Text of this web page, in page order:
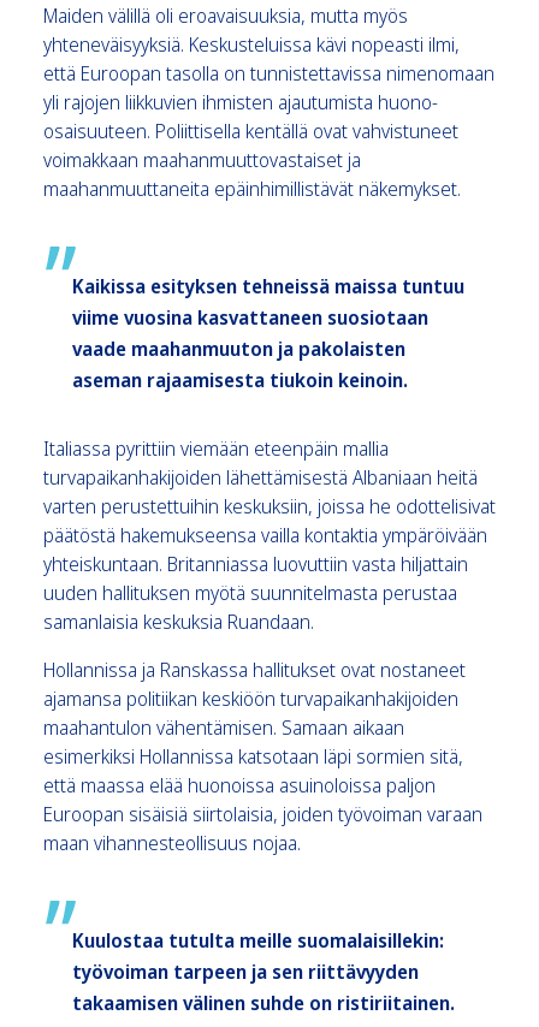
Maiden välillä oli eroavaisuuksia, mutta myös
yhteneväisyyksiä. Keskusteluissa kävi nopeasti ilmi,
että Euroopan tasolla on tunnistettavissa nimenomaan
yli rajojen liikkuvien ihmisten ajautumista huono-
osaisuuteen. Poliittisella kentällä ovat vahvistuneet
voimakkaan maahanmuuttovastaiset ja
maahanmuuttaneita epäinhimillistävät näkemykset.
Kaikissa esityksen tehneissä maissa tuntuu
viime vuosina kasvattaneen suosiotaan
vaade maahanmuuton ja pakolaisten
aseman rajaamisesta tiukoin keinoin.
Italiassa pyrittiin viemään eteenpäin mallia
turvapaikanhakijoiden lähettämisestä Albaniaan heitä
varten perustettuihin keskuksiin, joissa he odottelisivat
päätöstä hakemukseensa vailla kontaktia ympäröivään
yhteiskuntaan. Britanniassa luovuttiin vasta hiljattain
uuden hallituksen myötä suunnitelmasta perustaa
samanlaisia keskuksia Ruandaan.
Hollannissa ja Ranskassa hallitukset ovat nostaneet
ajamansa politiikan keskiöön turvapaikanhakijoiden
maahantulon vähentämisen. Samaan aikaan
esimerkiksi Hollannissa katsotaan läpi sormien sitä,
että maassa elää huonoissa asuinoloissa paljon
Euroopan sisäisiä siirtolaisia, joiden työvoiman varaan
maan vihannesteollisuus nojaa.
Kuulostaa tutulta meille suomalaisillekin:
työvoiman tarpeen ja sen riittävyyden
takaamisen välinen suhde on ristiriitainen.